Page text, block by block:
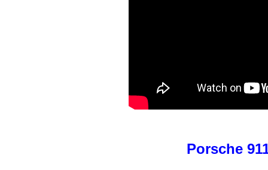
Porsche